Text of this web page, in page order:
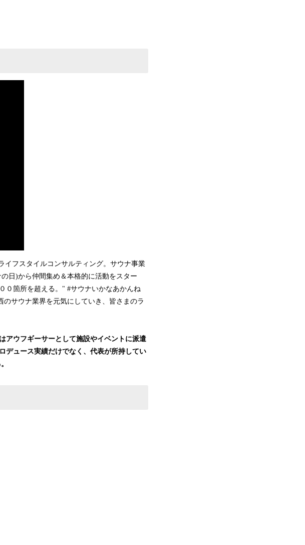
イフスタイルコンサルティング。サウナ事業
日)から仲間集め＆本格的に活動をスター
０箇所を超える。" #サウナいかなあかんね
サウナ業界を元気にしていき、皆さまのラ
アウフギーサーとして施設やイベントに派遣
デュース実績だけでなく、代表が所持してい